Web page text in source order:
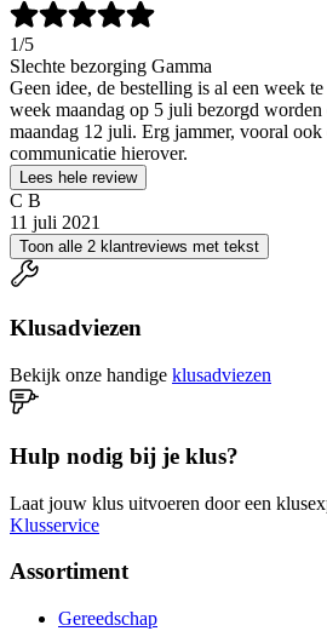
1/5
Slechte bezorging Gamma
Geen idee, de bestelling is al een week
week maandag op 5 juli bezorgd
maandag 12 juli. Erg jammer, vooral ook
communicatie hierover.
Lees hele review
C B
11 juli 2021
Toon alle 2 klantreviews met tekst
Klusadviezen
Bekijk onze handige klusadviezen
Hulp nodig bij je klus?
Laat jouw klus uitvoeren door een
Klusservice
Assortiment
Gereedschap